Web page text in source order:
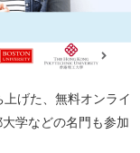
上げた、無料オンライ
学などの名門も参加